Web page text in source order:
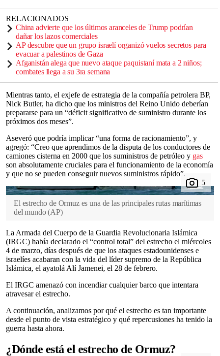
RELACIONADOS
China advierte que los últimos aranceles de Trump podrían
dañar los lazos comerciales
AP descubre que un grupo israelí organizó vuelos secretos para
evacuar a palestinos de Gaza
Afganistán alega que nuevo ataque paquistaní mata a 2 niños;
combates llega a su 3ra semana
Mientras tanto, el exjefe de estrategia de la compañía petrolera BP,
Nick Butler, ha dicho que los ministros del Reino Unido deberían
prepararse para un “déficit significativo de suministro durante los
próximos dos meses”.
Aseveró que podría implicar “una forma de racionamiento”, y
agregó: “Creo que aprendimos de la disputa de los conductores de
camiones cisterna en 2000 que los suministros de petróleo y gas
son absolutamente cruciales para el funcionamiento de la economía
y que no se pueden conseguir nuevos suministros rápido”.
El estrecho de Ormuz es una de las principales rutas marítimas
del mundo (AP)
La Armada del Cuerpo de la Guardia Revolucionaria Islámica
(IRGC) había declarado el “control total” del estrecho el miércoles
4 de marzo, días después de que los ataques estadounidenses e
israelíes acabaran con la vida del líder supremo de la República
Islámica, el ayatolá Alí Jamenei, el 28 de febrero.
El IRGC amenazó con incendiar cualquier barco que intentara
atravesar el estrecho.
A continuación, analizamos por qué el estrecho es tan importante
desde el punto de vista estratégico y qué repercusiones ha tenido la
guerra hasta ahora.
¿Dónde está el estrecho de Ormuz?